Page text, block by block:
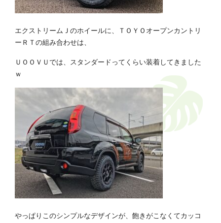
エクストリームＪのホイールに、ＴＯＹＯオープンカントリ
ーＲＴの組み合わせは、
ＵＯＯＶＵでは、スタンダードってくらい装着してきました
ｗ
やっぱりこのシンプルなデザインが、飽きがこなくてカッコ